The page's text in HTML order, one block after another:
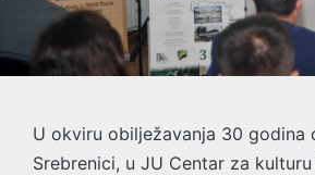
U okviru obilježavanja 30 godina
Srebrenici, u JU Centar za